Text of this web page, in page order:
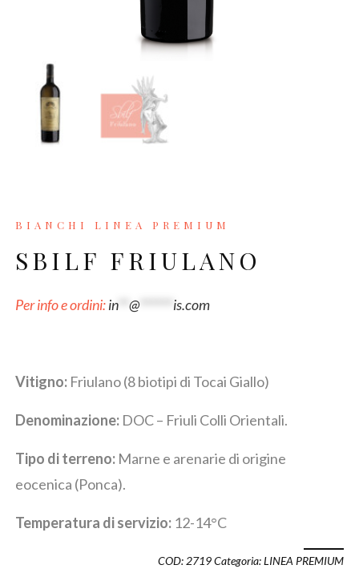
BIANCHI LINEA PREMIUM
SBILF FRIULANO
Per info e ordini:in** @****** is.com
Vitigno:Friulano (8 biotipi di Tocai Giallo)
Denominazione:DOC – Friuli Colli Orientali.
Tipo di terreno: Marne e arenarie di origine
eocenica (Ponca).
Temperatura di servizio:12-14°C
COD: 2719Categoria:LINEA PREMIUM